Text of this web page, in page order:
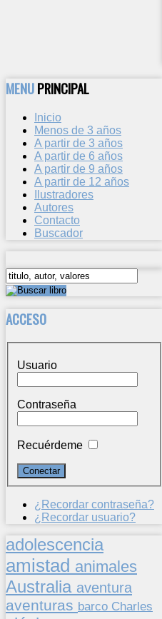
MENUPRINCIPAL
Inicio
Menos de 3 años
A partir de 3 años
A partir de 6 años
A partir de 9 años
A partir de 12 años
Ilustradores
Autores
Contacto
Buscador
ACCESO
Usuario
Contraseña
Recuérdeme
¿Recordar contraseña?
¿Recordar usuario?
adolescencia
amistad animales
Australia aventura
aventuras barco Charles